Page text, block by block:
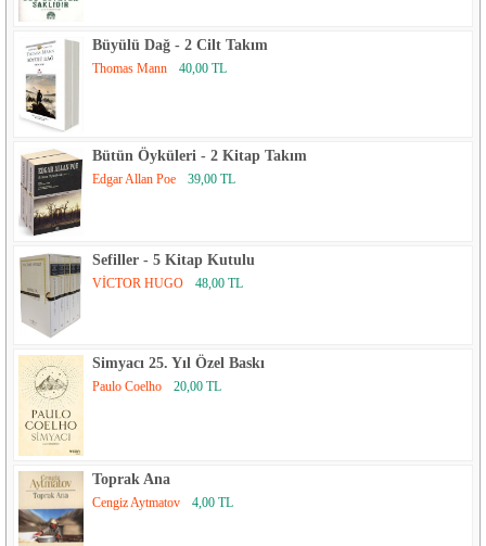
Büyülü Dağ - 2 Cilt Takım
Thomas Mann 40,00 TL
Bütün Öyküleri - 2 Kitap Takım
Edgar Allan Poe 39,00 TL
Sefiller - 5 Kitap Kutulu
VİCTOR HUGO 48,00 TL
Simyacı 25. Yıl Özel Baskı
Paulo Coelho 20,00 TL
Toprak Ana
Cengiz Aytmatov 4,00 TL